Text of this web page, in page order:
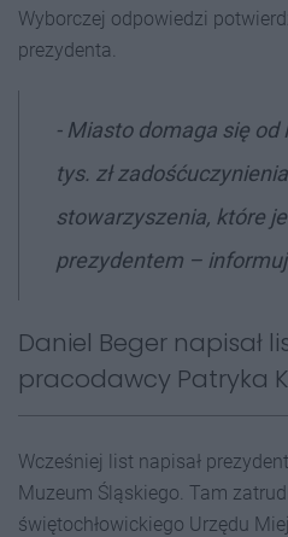
Wyborczej odpowiedzi
prezydenta.
- Miasto domaga się od
tys. zł
stowarzyszenia, które
prezydentem –
Daniel Beger napisał
pracodawcy Patryka
Wcześniej list napisał
Muzeum Śląskiego. Tam
świętochłowickiego Urzędu